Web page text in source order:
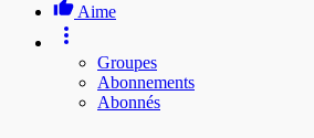
Aime
Groupes
Abonnements
Abonnés